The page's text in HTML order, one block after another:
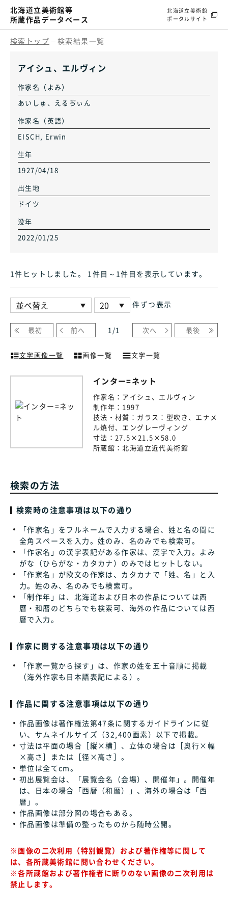
北海道立美術館等
所蔵作品データベース
北海道立美術館
ポータルサイト
検索トップ 検索結果一覧
アイシュ、エルヴィン
作家名（よみ）
あいしゅ、えるゔぃん
作家名（英語）
EISCH, Erwin
生年
1927/04/18
出生地
ドイツ
没年
2022/01/25
1件ヒット しました。 1件目～1件目 を表示しています。
件ずつ表示
最初 前へ 1 /1 次へ 最後
文字画像一覧 画像一覧 文字一覧
インター=ネット
作家名： アイシュ、エルヴィン
制作年： 1997
技法・材質： ガラス：型吹き、エナメ
ル焼付、エングレーヴィング
寸法： 27.5×21.5×58.0
所蔵館：北海道立近代美術館
検索の方法
検索時の注意事項は以下の通り
「作家名」をフルネームで入力する場合、姓と名の間に
全角スペースを入力。姓のみ、名のみでも検索可。
「作家名」の漢字表記がある作家は、漢字で入力。よみ
がな（ひらがな・カタカナ）のみではヒットしない。
「作家名」が欧文の作家は、カタカナで「姓、名」と入
力。姓のみ、名のみでも検索可。
「制作年」は、北海道および日本の作品については西
暦・和暦のどちらでも検索可、海外の作品については西
暦で入力。
作家に関する注意事項は以下の通り
「作家一覧から探す」は、作家の姓を五十音順に掲載
（海外作家も日本語表記による）。
作品に関する注意事項は以下の通り
作品画像は著作権法第47条に関するガイドラインに従
い、サムネイルサイズ（32,400画素）以下で掲載。
寸法は平面の場合［縦×横］、立体の場合は［奥行×幅
×高さ］または［径×高さ］。
単位は全てcm。
初出展覧会は、「展覧会名（会場）、開催年」。開催年
は、日本の場合「西暦（和暦）」、海外の場合は「西
暦」。
作品画像は部分図の場合もある。
作品画像は準備の整ったものから随時公開。
※画像の二次利用（特別観覧）および著作権等に関して
は、各所蔵美術館に問い合わせください。
※各所蔵館および著作権者に断りのない画像の二次利用は
禁止します。